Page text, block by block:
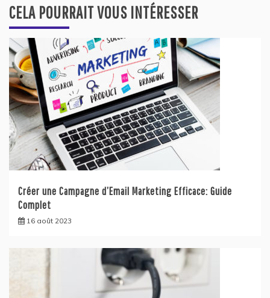
CELA POURRAIT VOUS INTÉRESSER
Créer une Campagne d’Email Marketing Efficace: Guide
Complet
16 août 2023